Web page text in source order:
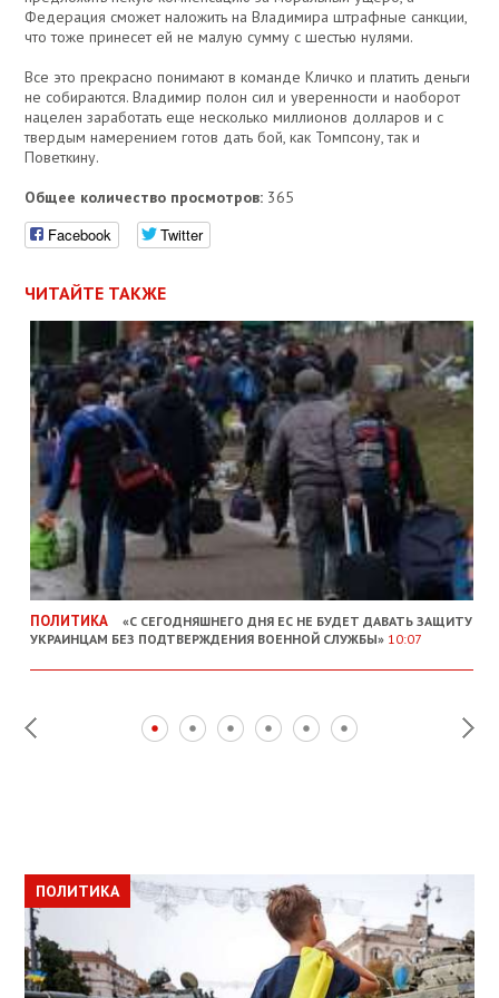
Федерация сможет наложить на Владимира штрафные санкции,
что тоже принесет ей не малую сумму с шестью нулями.
Все это прекрасно понимают в команде Кличко и платить деньги
не собираются. Владимир полон сил и уверенности и наоборот
нацелен заработать еще несколько миллионов долларов и с
твердым намерением готов дать бой, как Томпсону, так и
Поветкину.
Общее количество просмотров: 365
Facebook Twitter
ЧИТАЙТЕ ТАКЖЕ
ПОЛИТИКА
«С СЕГОДНЯШНЕГО ДНЯ ЕС НЕ БУДЕТ ДАВАТЬ ЗАЩИТУ
УКРАИНЦАМ БЕЗ ПОДТВЕРЖДЕНИЯ ВОЕННОЙ СЛУЖБЫ» 10:07
ПОЛИТИКА
ПОЛИТИКА
ОБЩЕСТВО
ПОЛИТИКА
ЭКОНОМИКА